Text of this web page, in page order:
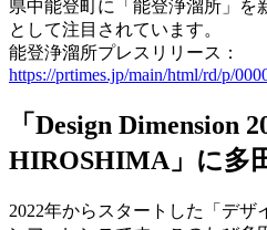
県中能登町に「能登浄溜所」を
として注目されています。
能登浄溜所プレスリリース：
https://prtimes.jp/main/html/rd/p/
「Design Dimension
HIROSHIMA」に多
2022年からスタートした「デザ